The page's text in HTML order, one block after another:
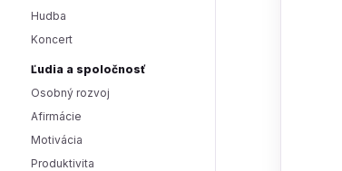
Hudba
Koncert
Ľudia a spoločnosť
Osobný rozvoj
Afirmácie
Motivácia
Produktivita